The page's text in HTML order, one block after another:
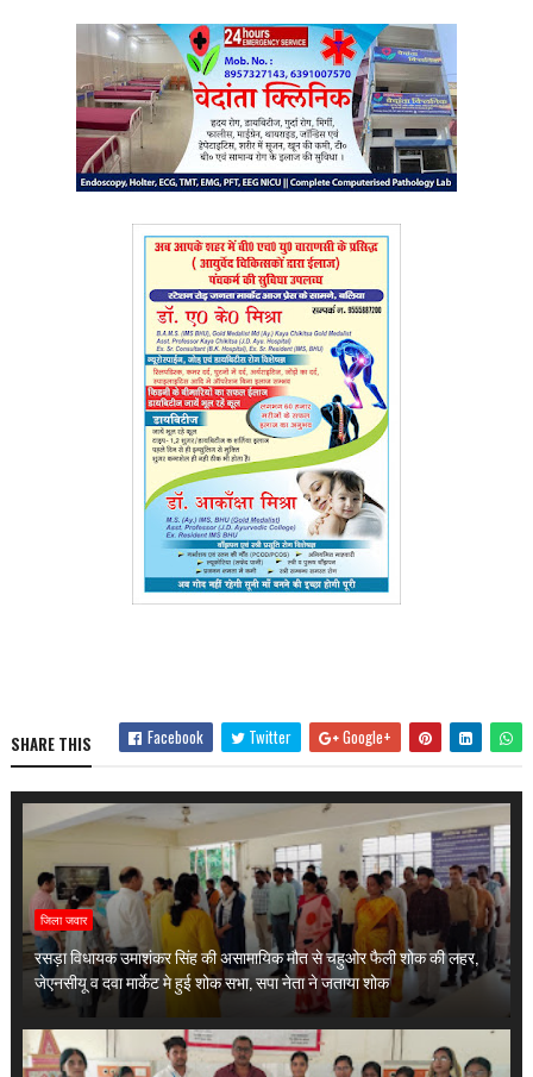
SHARE THIS Facebook Twitter Google+
जिला जवार
रसड़ा विधायक उमाशंकर सिंह की असामायिक मौत से चहुओर फैली शोक की लहर,
जेएनसीयू व दवा मार्केट मे हुई शोक सभा, सपा नेता ने जताया शोक